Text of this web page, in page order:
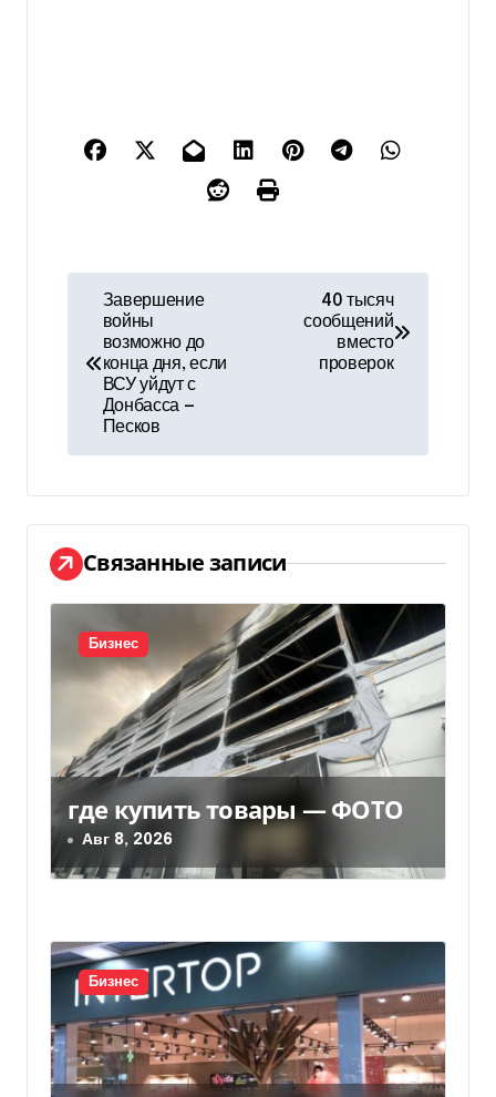
а
ц
и
я
о
з
а
п
и
с
я
м
Завершение
войны
возможно до
конца дня, если
ВСУ уйдут с
Донбасса —
Песков
40 тысяч
сообщений
вместо
проверок
Связанные записи
Бизнес
где купить товары — ФОТО
Авг 8, 2026
Бизнес